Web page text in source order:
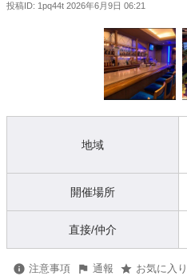
投稿ID: 1pq44t 2026年6月9日 06:21
地域
開催場所
直接/仲介
注意事項 通報 お気に入り